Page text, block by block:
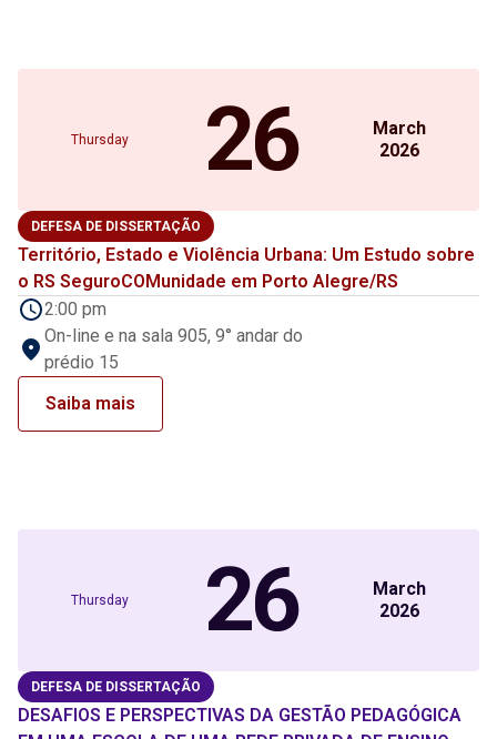
Thursday 26
March
2026
DEFESA DE DISSERTAÇÃO
Território, Estado e Violência Urbana: Um Estudo sobre
o RS SeguroCOMunidade em Porto Alegre/RS
2:00 pm
On-line e na sala 905, 9° andar do
prédio 15
Saiba mais
Thursday 26
March
2026
DEFESA DE DISSERTAÇÃO
DESAFIOS E PERSPECTIVAS DA GESTÃO PEDAGÓGICA